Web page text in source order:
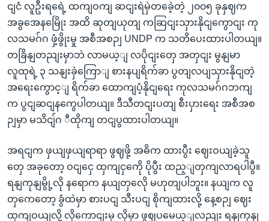
ငျငံ လူဦးရရေဲ့ ထကျဝကျ ဆငျးရဲမှဲတခေဲ့တဲ့ ၂၀၀၅ ခုနှဈက
အခွအေနမြေိုး အထိ ဆုတျယုတျ ကဆြငျးသှားနိုငျကွောငျး ကု
လသမဂ်ဂ ဖှံ့ဖွိုးမှု အစီအစဉျ UNDP က သတိပေးထားပါတယျ။
တခြိနျတညျးမှာဘဲ လာမယ့ျ လပိုငျးတှေ အတှငျး မွနျမာ
လူထုရဲ့ ၃ သနျးခှဲကြောျ စားနပျရိက်ခာ ပွတျလပျသှားနိုငျတဲ့
အရေးကွောင့ျ ရိက်ခာ ထောကျပံ့နိုငျရေး ကုလသမဂ်ဂဘကျ
က ပွငျဆငျနကွေပါတယျ။ ဒီသီတငျးပတျ စီးပှားရေး အစီအစ
ဉျမှာ မသိငျ်ဂ ီထိုကျ တငျပွထားပါတယျ။
အရငျက ဖှယျဖှယျရာရာ ဖွဈဖို့ အဓိက ထားပွီး ဈေးဝယျခဲ့သူ
တှေ အခုတော့ ဝငျငှေ ထှကျငှကေို ပိုပွီး ထည့ျတှကျလာရပါပွီ။
ရနျကုနျမွို့လို နရောက နယျတှလေို မဟုတျပါဘူး။ နယျက လူ
တှကေတော့ ခွံထဲမှာ စားပငျ သီးပငျ စိုကျထားလို့ နေ့စဉျ ဈေး
ထှကျဝယျလို့ လိုကောငျးမှ လိုမှာ ဖွဈပမေယ့ျလညျး ရနျကုနျ